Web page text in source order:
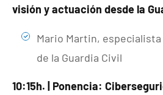
visión y actuación desde la
Mario Martin,
de la Guardia Civil
10:15h. | Ponencia: